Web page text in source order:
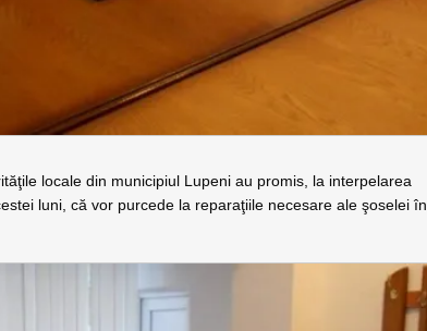
locale din municipiul Lupeni au promis, la interpelarea
luni, că vor purcede la reparaţiile necesare ale şoselei în